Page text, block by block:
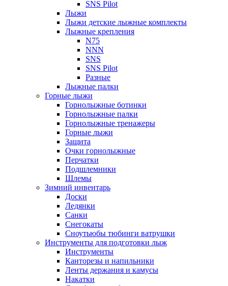
SNS Pilot
Лыжи
Лыжи детские лыжные комплекты
Лыжные крепления
N75
NNN
SNS
SNS Pilot
Разные
Лыжные палки
Горные лыжи
Горнoлыжные ботинки
Горнолыжные палки
Горнолыжные тренажеры
Горные лыжи
Защита
Очки горнолыжные
Перчатки
Подшлемники
Шлемы
Зимний инвентарь
Доски
Ледянки
Санки
Снегокаты
Сноутьюбы тюбинги ватрушки
Инструменты для подготовки лыж
Инструменты
Канторезы и напильники
Ленты держания и камусы
Накатки